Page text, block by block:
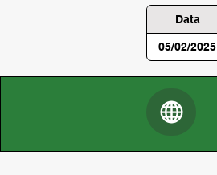
Data
05/02/2025